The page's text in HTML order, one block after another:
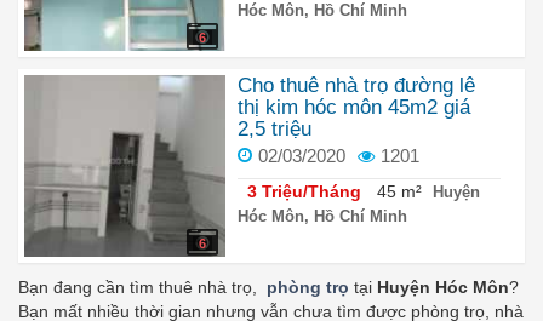
6
Hóc Môn, Hồ Chí Minh
6
Cho thuê nhà trọ đường lê
thị kim hóc môn 45m2 giá
2,5 triệu
02/03/2020 1201
3 Triệu/Tháng 45 m²
Huyện
Hóc Môn, Hồ Chí Minh
Bạn đang cần tìm thuê nhà trọ, phòng trọ tại Huyện Hóc Môn?
Bạn mất nhiều thời gian nhưng vẫn chưa tìm được phòng trọ, nhà